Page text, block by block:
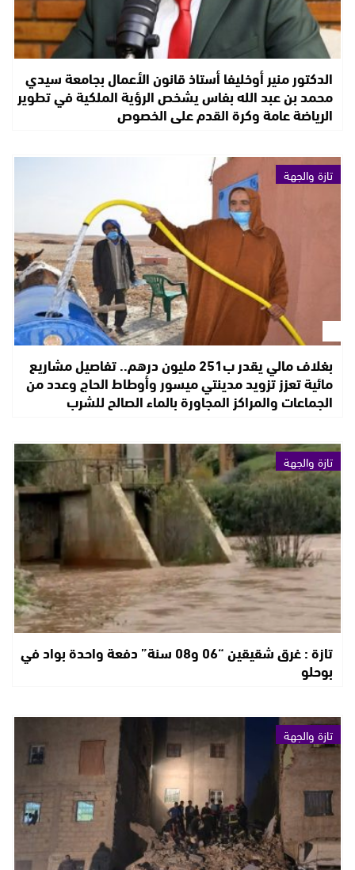
الدكتور منير أوخليفا أستاذ قانون الأعمال بجامعة سيدي
محمد بن عبد الله بفاس يشخص الرؤية الملكية في تطوير
الرياضة عامة وكرة القدم على الخصوص
تازة والجهة
بغلاف مالي يقدر ب251 مليون درهم.. تفاصيل مشاريع
مائية تعزز تزويد مدينتي ميسور وأوطاط الحاج وعدد من
الجماعات والمراكز المجاورة بالماء الصالح للشرب
تازة والجهة
تازة : غرق شقيقين “06 و08 سنة” دفعة واحدة بواد في
بوحلو
تازة والجهة